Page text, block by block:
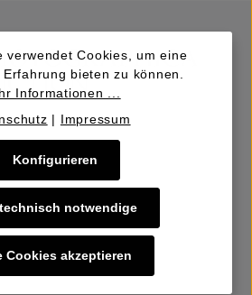
verwendet Cookies, um eine
bieten zu können.
Informationen ...
| Impressum
notwendige
Konfigurieren
Cookies akzeptieren